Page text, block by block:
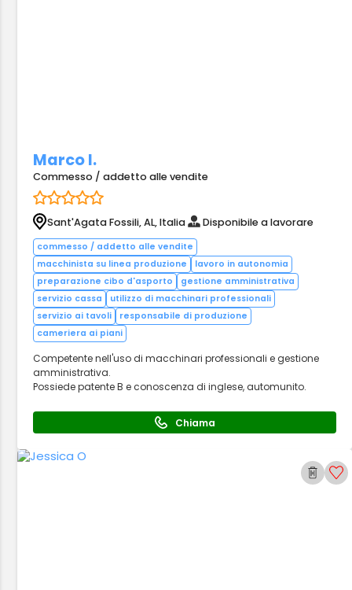
Marco I.
Commesso / addetto alle vendite
Sant'Agata Fossili, AL, Italia Disponibile a lavorare
commesso / addetto alle vendite
macchinista su linea produzione
lavoro in autonomia
preparazione cibo d'asporto
gestione amministrativa
servizio cassa
utilizzo di macchinari professionali
servizio ai tavoli
responsabile di produzione
cameriera ai piani
Competente nell'uso di macchinari professionali e gestione
amministrativa.
Possiede patente B e conoscenza di inglese, automunito.
Chiama